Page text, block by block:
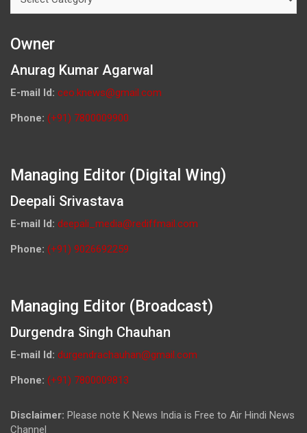
Owner
Anurag Kumar Agarwal
E-mail Id: ceo.knews@gmail.com
Phone: (+91) 7800009900
Managing Editor (Digital Wing)
Deepali Srivastava
E-mail Id: deepali_media@rediffmail.com
Phone: (+91) 9026692259
Managing Editor (Broadcast)
Durgendra Singh Chauhan
E-mail Id: durgendrachauhan@gmail.com
Phone: (+91) 7800009813
Disclaimer: Please note K News India is Free to Air Hindi News
Channel